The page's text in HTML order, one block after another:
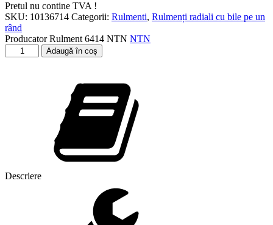
Pretul nu contine TVA !
SKU: 10136714 Categorii: Rulmenti, Rulmenți radiali cu bile pe un
rând
ProducatorRulment 6414 NTN NTN
Cantitate
Rulment
Adaugă în coș
Descriere